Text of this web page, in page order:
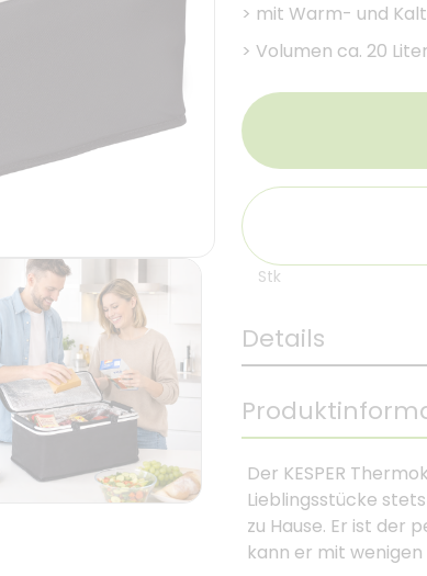
> mit Warm- und
> Volumen ca. 20 Liter
Stk
Details
Der KESPER
Lieblingsstücke
zu Hause. Er ist der
kann er mit